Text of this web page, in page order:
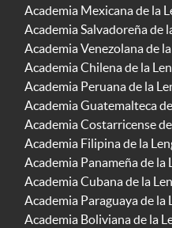
Academia Mexicana de la
Academia Salvadoreña de
Academia Venezolana de
Academia Chilena de la
Academia Peruana de la
Academia Guatemalteca
Academia Costarricense
Academia Filipina de la
Academia Panameña de la
Academia Cubana de la
Academia Paraguaya de la
Academia Boliviana de la